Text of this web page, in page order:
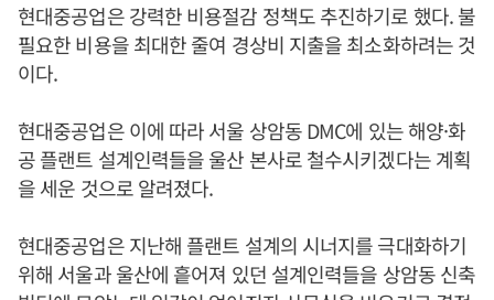
현대중공업은 강력한 비용절감 정책도 추진하기로 했다. 불
필요한 비용을 최대한 줄여 경상비 지출을 최소화하려는 것
이다.
현대중공업은 이에 따라 서울 상암동 DMC에 있는 해양·화
공 플랜트 설계인력들을 울산 본사로 철수시키겠다는 계획
을 세운 것으로 알려졌다.
현대중공업은 지난해 플랜트 설계의 시너지를 극대화하기
위해 서울과 울산에 흩어져 있던 설계인력들을 상암동 신축